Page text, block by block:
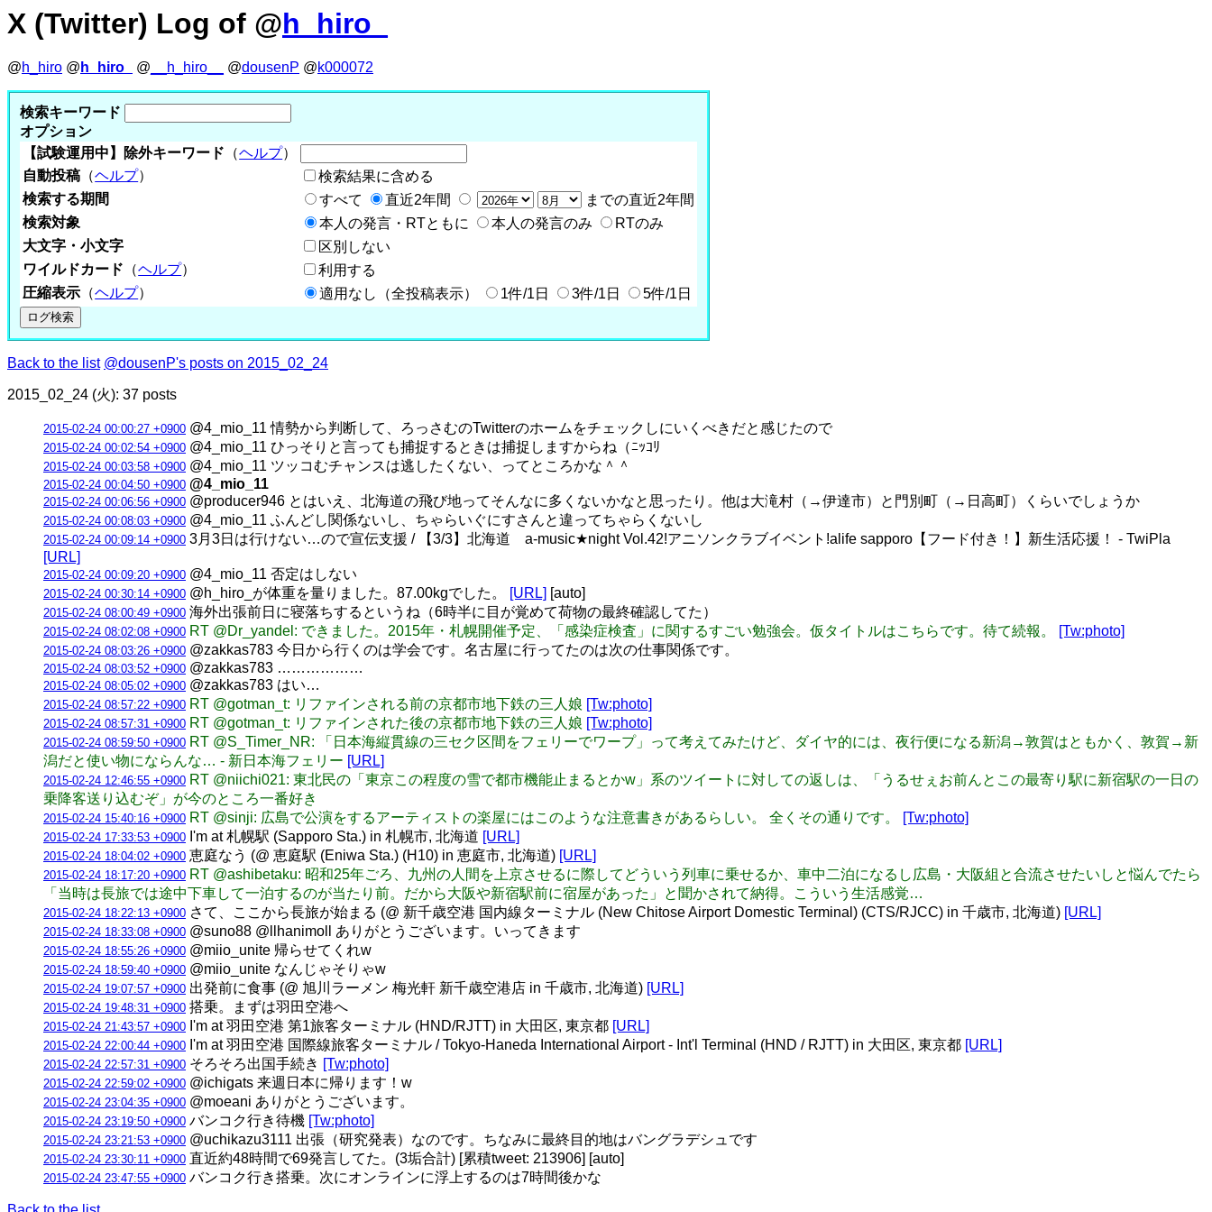
X (Twitter) Log of @h_hiro_
@h_hiro @ h_hiro_ @ __h_hiro__ @dousenP @k000072
検索キーワード
オプション
【試験運用中】除外キーワード （ヘルプ）
自動投稿 （ヘルプ）
検索結果に含める
検索する期間
すべて 直近2年間
までの直近2年間
検索対象
本人の発言・RTともに 本人の発言のみ
RTのみ
大文字・小文字
区別しない
ワイルドカード （ヘルプ）
利用する
圧縮表示 （ヘルプ） 適用なし（全投稿表示） 1件/1日 3件/1日 5件/1日
Back to the list @dousenP's posts on 2015_02_24
2015_02_24 (火): 37 posts
2015-02-24 00:00:27 +0900 @4_mio_11 情勢から判断して、ろっさむのTwitterのホームをチェックしにいくべきだと感じたので
2015-02-24 00:02:54 +0900 @4_mio_11 ひっそりと言っても捕捉するときは捕捉しますからね（ﾆｯｺﾘ
2015-02-24 00:03:58 +0900 @4_mio_11 ツッコむチャンスは逃したくない、ってところかな＾＾
2015-02-24 00:04:50 +0900 @4_mio_11
2015-02-24 00:06:56 +0900 @producer946 とはいえ、北海道の飛び地ってそんなに多くないかなと思ったり。他は大滝村（→伊達市）と門別町（→日高町）くらいでしょうか
2015-02-24 00:08:03 +0900 @4_mio_11 ふんどし関係ないし、ちゃらいぐにすさんと違ってちゃらくないし
2015-02-24 00:09:14 +0900 3月3日は行けない…ので宣伝支援 / 【3/3】北海道 a-music★night Vol.42!アニソンクラブイベント!alife sapporo【フード付き！】新生活応援！ - TwiPla
[URL]
2015-02-24 00:09:20 +0900 @4_mio_11 否定はしない
2015-02-24 00:30:14 +0900 @h_hiro_が体重を量りました。87.00kgでした。 [URL] [auto]
2015-02-24 08:00:49 +0900 海外出張前日に寝落ちするというね（6時半に目が覚めて荷物の最終確認してた）
2015-02-24 08:02:08 +0900 RT @Dr_yandel: できました。2015年・札幌開催予定、「感染症検査」に関するすごい勉強会。仮タイトルはこちらです。待て続報。 [Tw:photo]
2015-02-24 08:03:26 +0900 @zakkas783 今日から行くのは学会です。名古屋に行ってたのは次の仕事関係です。
2015-02-24 08:03:52 +0900 @zakkas783 ………………
2015-02-24 08:05:02 +0900 @zakkas783 はい…
2015-02-24 08:57:22 +0900 RT @gotman_t: リファインされる前の京都市地下鉄の三人娘 [Tw:photo]
2015-02-24 08:57:31 +0900 RT @gotman_t: リファインされた後の京都市地下鉄の三人娘 [Tw:photo]
2015-02-24 08:59:50 +0900 RT @S_Timer_NR: 「日本海縦貫線の三セク区間をフェリーでワープ」って考えてみたけど、ダイヤ的には、夜行便になる新潟→敦賀はともかく、敦賀→新
潟だと使い物にならんな… - 新日本海フェリー [URL]
2015-02-24 12:46:55 +0900 RT @niichi021: 東北民の「東京この程度の雪で都市機能止まるとかw」系のツイートに対しての返しは、「うるせぇお前んとこの最寄り駅に新宿駅の一日の
乗降客送り込むぞ」が今のところ一番好き
2015-02-24 15:40:16 +0900 RT @sinji: 広島で公演をするアーティストの楽屋にはこのような注意書きがあるらしい。 全くその通りです。 [Tw:photo]
2015-02-24 17:33:53 +0900 I'm at 札幌駅 (Sapporo Sta.) in 札幌市, 北海道 [URL]
2015-02-24 18:04:02 +0900 恵庭なう (@ 恵庭駅 (Eniwa Sta.) (H10) in 恵庭市, 北海道) [URL]
2015-02-24 18:17:20 +0900 RT @ashibetaku: 昭和25年ごろ、九州の人間を上京させるに際してどういう列車に乗せるか、車中二泊になるし広島・大阪組と合流させたいしと悩んでたら
「当時は長旅では途中下車して一泊するのが当たり前。だから大阪や新宿駅前に宿屋があった」と聞かされて納得。こういう生活感覚…
2015-02-24 18:22:13 +0900 さて、ここから長旅が始まる (@ 新千歳空港 国内線ターミナル (New Chitose Airport Domestic Terminal) (CTS/RJCC) in 千歳市, 北海道) [URL]
2015-02-24 18:33:08 +0900 @suno88 @llhanimoll ありがとうございます。いってきます
2015-02-24 18:55:26 +0900 @miio_unite 帰らせてくれw
2015-02-24 18:59:40 +0900 @miio_unite なんじゃそりゃw
2015-02-24 19:07:57 +0900 出発前に食事 (@ 旭川ラーメン 梅光軒 新千歳空港店 in 千歳市, 北海道) [URL]
2015-02-24 19:48:31 +0900 搭乗。まずは羽田空港へ
2015-02-24 21:43:57 +0900 I'm at 羽田空港 第1旅客ターミナル (HND/RJTT) in 大田区, 東京都 [URL]
2015-02-24 22:00:44 +0900 I'm at 羽田空港 国際線旅客ターミナル / Tokyo-Haneda International Airport - Int'l Terminal (HND / RJTT) in 大田区, 東京都 [URL]
2015-02-24 22:57:31 +0900 そろそろ出国手続き [Tw:photo]
2015-02-24 22:59:02 +0900 @ichigats 来週日本に帰ります！w
2015-02-24 23:04:35 +0900 @moeani ありがとうございます。
2015-02-24 23:19:50 +0900 バンコク行き待機 [Tw:photo]
2015-02-24 23:21:53 +0900 @uchikazu3111 出張（研究発表）なのです。ちなみに最終目的地はバングラデシュです
2015-02-24 23:30:11 +0900 直近約48時間で69発言してた。(3垢合計) [累積tweet: 213906] [auto]
2015-02-24 23:47:55 +0900 バンコク行き搭乗。次にオンラインに浮上するのは7時間後かな